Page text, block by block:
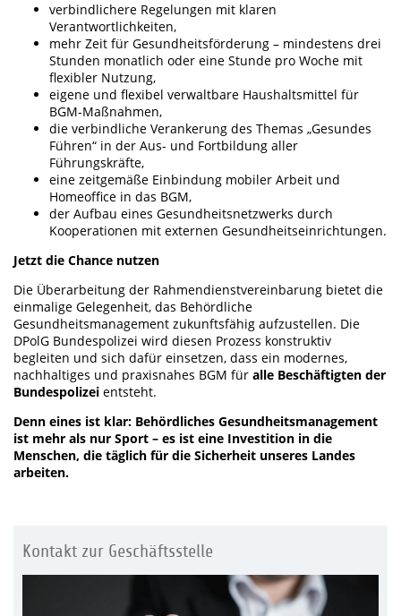
verbindlichere Regelungen mit klaren
Verantwortlichkeiten,
mehr Zeit für Gesundheitsförderung – mindestens drei
Stunden monatlich oder eine Stunde pro Woche mit
flexibler Nutzung,
eigene und flexibel verwaltbare Haushaltsmittel für
BGM-Maßnahmen,
die verbindliche Verankerung des Themas „Gesundes
Führen“ in der Aus- und Fortbildung aller
Führungskräfte,
eine zeitgemäße Einbindung mobiler Arbeit und
Homeoffice in das BGM,
der Aufbau eines Gesundheitsnetzwerks durch
Kooperationen mit externen Gesundheitseinrichtungen.
Jetzt die Chance nutzen
Die Überarbeitung der Rahmendienstvereinbarung bietet die
einmalige Gelegenheit, das Behördliche
Gesundheitsmanagement zukunftsfähig aufzustellen. Die
DPolG Bundespolizei wird diesen Prozess konstruktiv
begleiten und sich dafür einsetzen, dass ein modernes,
nachhaltiges und praxisnahes BGM für alle Beschäftigten der
Bundespolizei entsteht.
Denn eines ist klar: Behördliches Gesundheitsmanagement
ist mehr als nur Sport – es ist eine Investition in die
Menschen, die täglich für die Sicherheit unseres Landes
arbeiten.
Kontakt zur Geschäftsstelle